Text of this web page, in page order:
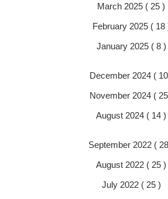
March 2025 ( 25 )
February 2025 ( 18
January 2025 ( 8 )
December 2024 (
November 2024 (
August 2024 ( 14 )
September 2022 (
August 2022 ( 25 )
July 2022 ( 25 )